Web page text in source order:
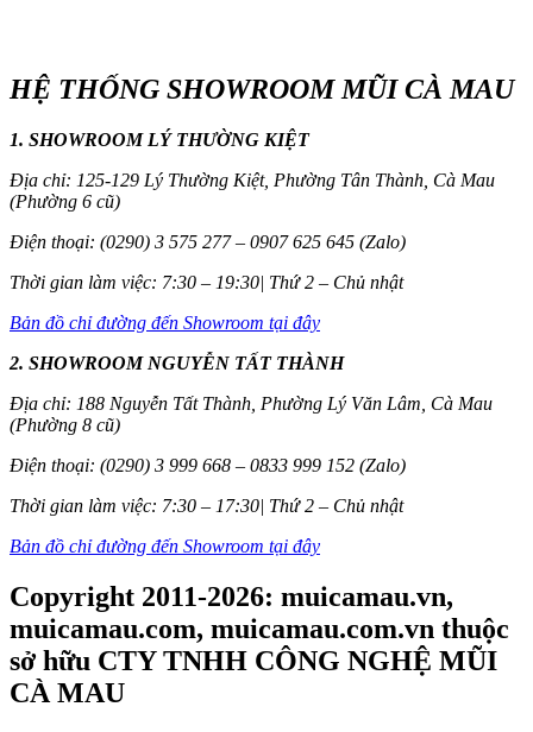
HỆ THỐNG SHOWROOM MŨI CÀ MAU
1. SHOWROOM LÝ THƯỜNG KIỆT
Địa chỉ: 125-129 Lý Thường Kiệt, Phường Tân Thành, Cà Mau
(Phường 6 cũ)
Điện thoại: (0290) 3 575 277 – 0907 625 645 (Zalo)
Thời gian làm việc: 7:30 – 19:30| Thứ 2 – Chủ nhật
Bản đồ chỉ đường đến Showroom tại đây
2. SHOWROOM NGUYỄN TẤT THÀNH
Địa chỉ: 188 Nguyễn Tất Thành, Phường Lý Văn Lâm, Cà Mau
(Phường 8 cũ)
Điện thoại: (0290) 3 999 668 – 0833 999 152 (Zalo)
Thời gian làm việc: 7:30 – 17:30| Thứ 2 – Chủ nhật
Bản đồ chỉ đường đến Showroom tại đây
Copyright 2011-2026: muicamau.vn,
muicamau.com, muicamau.com.vn thuộc
sở hữu CTY TNHH CÔNG NGHỆ MŨI
CÀ MAU